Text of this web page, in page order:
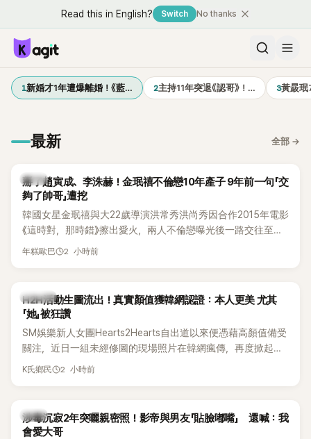
Read this in English? Switch No thanks
1新婚才1年遭爆離婚！《藍… 2主持11年突退《認哥》！… 3黃晸
最新 全部 →
韓星
掰了趙寅成、李洙赫！金珉禧不倫戀10年產子 9年前一句「交
夠了帥哥」遭挖
韓國女星金珉禧與大22歲導演洪常秀洪尚秀因合作2015年電影
《這時對，那時錯》擦出愛火，兩人不倫戀曝光後一路交往至
今，戀情已持續近10年，並於去年迎來兩人的兒子。金珉禧也
首度以演員身分復出。不過，新片尚未上映，她9年前電影中的
一句台詞卻突然被韓網翻出，意外再度掀起熱議。
年糕歐巴 2 小時前
K-POP
H2H活動生圖流出！真實顏值獲韓網認證：本人更美 尤其
「她」被狂讚
SM娛樂新人女團Hearts2Hearts自出道以來便憑藉高顏值備受
關注，近日一組未經修圖的現場照片在韓網瘋傳，再度掀起熱
烈討論，不少看過本人的網友更直呼：「真人比照片還漂亮！」
K氏鄉民 2 小時前
韓星
涉毒沉寂2年突曬親密照！影帝與男友「貼臉嘟嘴」 還喊：我
會愛大哥